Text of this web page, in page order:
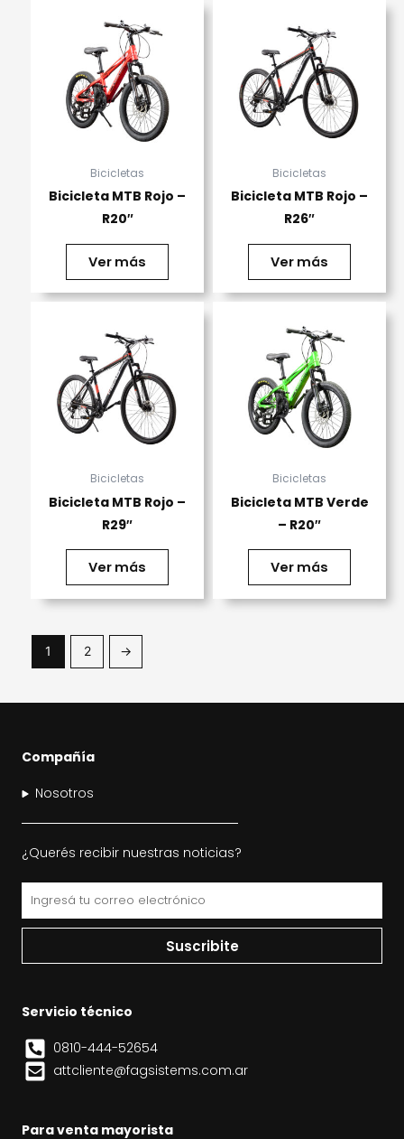
Bicicletas
Bicicleta MTB Rojo –
R20″
Ver más
Bicicletas
Bicicleta MTB Rojo –
R26″
Ver más
Bicicletas
Bicicleta MTB Rojo –
R29″
Ver más
Bicicletas
Bicicleta MTB Verde
– R20″
Ver más
1 2 →
Compañía
Nosotros
¿Querés recibir nuestras noticias?
Email
Suscribite
Servicio técnico
0810-444-52654
attcliente@fagsistems.com.ar
Para venta mayorista